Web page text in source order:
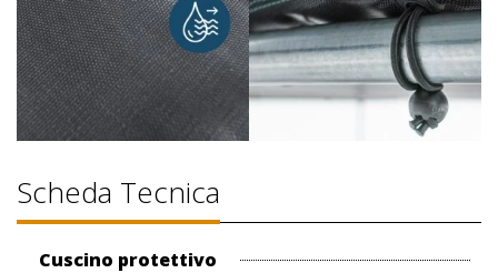
Scheda Tecnica
Cuscino protettivo